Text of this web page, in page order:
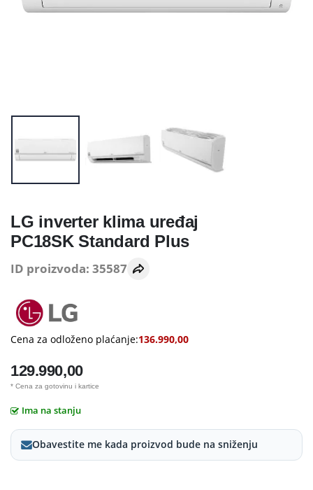
LG inverter klima uređaj
PC18SK Standard Plus
ID proizvoda: 35587
Cena za odloženo plaćanje:136.990,00
129.990,00
* Cena za gotovinu i kartice
Ima na stanju
Obavestite me kada proizvod bude na sniženju